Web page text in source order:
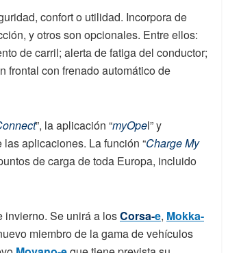
confort o utilidad. Incorpora de
y otros son opcionales. Entre ellos:
de carril; alerta de fatiga del conductor;
frontal con frenado automático de
”, la aplicación “myOpel” y
aplicaciones. La función “Charge My
de carga de toda Europa, incluido
invierno. Se unirá a losCorsa-e, Mokka-
miembro de la gama de vehículos